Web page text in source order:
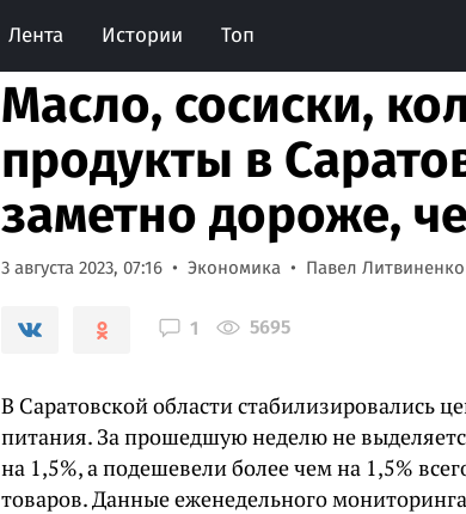
Лента Истории Топ
Масло, сосиски,
продукты в
заметно дороже,
3 августа 2023, 07:16 Экономика Павел Литвиненко
1 5695
В Саратовской области стабилизировались
питания. За прошедшую неделю не
на 1,5%, а подешевели более чем на 1,5%
товаров. Данные еженедельного